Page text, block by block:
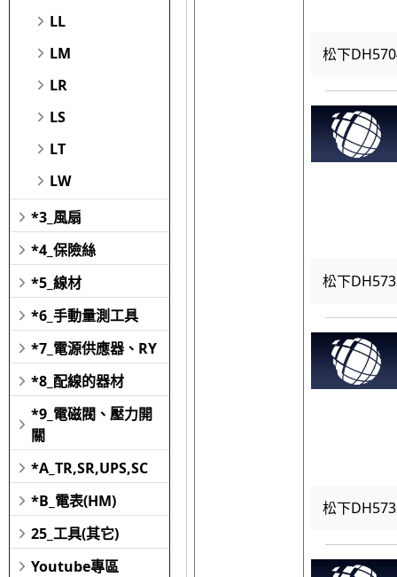
LL
LM
LR
LS
LT
LW
*3_風扇
*4_保險絲
*5_線材
*6_手動量測工具
*7_電源供應器、RY
*8_配線的器材
*9_電磁閥、壓力開
關
*A_TR,SR,UPS,SC
*B_電表(HM)
25_工具(其它)
Youtube專區
松下
松下
松下